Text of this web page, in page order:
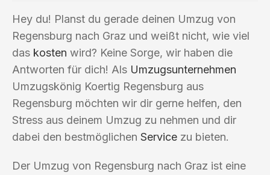
Hey du! Planst du gerade deinen Umzug von
Regensburg nach Graz und weißt nicht, wie viel
das kosten wird? Keine Sorge, wir haben die
Antworten für dich! Als Umzugsunternehmen
Umzugskönig Koertig Regensburg aus
Regensburg möchten wir dir gerne helfen, den
Stress aus deinem Umzug zu nehmen und dir
dabei den bestmöglichen Service zu bieten.
Der Umzug von Regensburg nach Graz ist eine